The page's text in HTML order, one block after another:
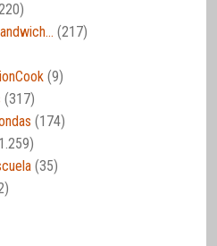
(217)
(9)
(317)
(174)
(35)